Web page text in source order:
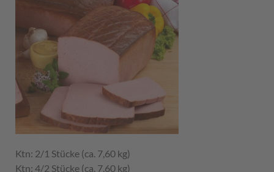
Ktn: 2/1 Stücke (ca. 7,60 kg)
Ktn: 4/2 Stücke (ca. 7,60 kg)